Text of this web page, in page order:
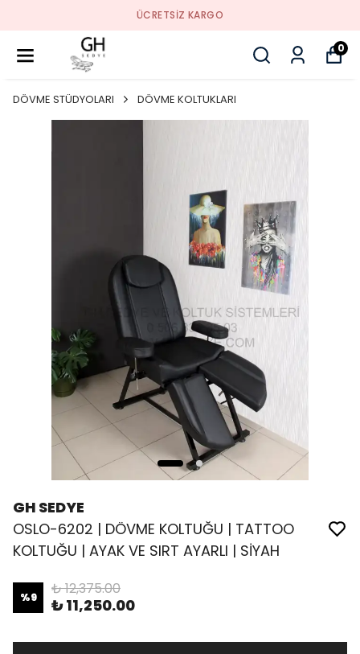
ÜCRETSIZ KARGO
0
DÖVME STÜDYOLARI DÖVME KOLTUKLARI
GH SEDYE
OSLO-6202 | DÖVME KOLTUĞU | TATTOO
KOLTUĞU | AYAK VE SIRT AYARLI | SİYAH
%9 ₺ 12,375.00
₺ 11,250.00